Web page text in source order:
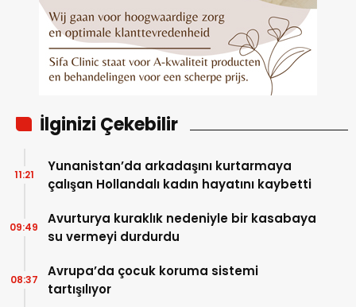
İlginizi Çekebilir
Yunanistan’da arkadaşını kurtarmaya
çalışan Hollandalı kadın hayatını kaybetti
11:21
Avurturya kuraklık nedeniyle bir kasabaya
su vermeyi durdurdu
09:49
Avrupa’da çocuk koruma sistemi
tartışılıyor
08:37